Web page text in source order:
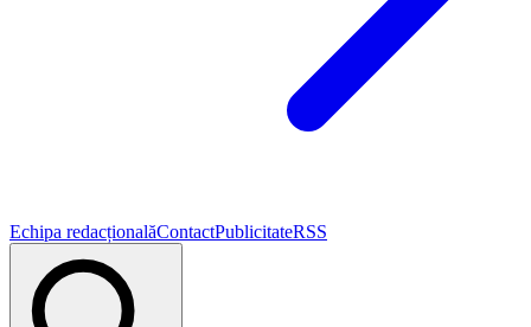
Echipa redacționalăContactPublicitateRSS